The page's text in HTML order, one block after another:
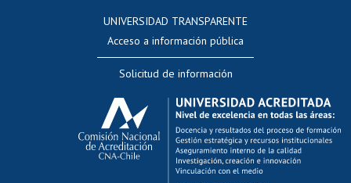
Evaluación docente
Calificación académica
Postulación al AUCAI
Funcionarias/os
Cursos internos de capacitación
UNIVERSIDAD TRANSPARENTE
Acceso a información pública
Solicitud de información